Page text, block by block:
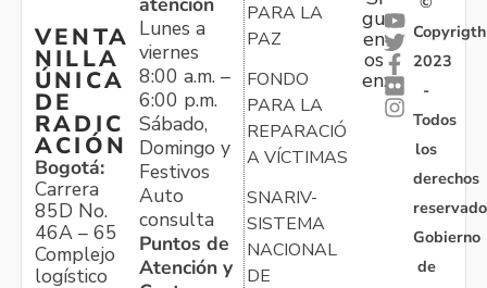
VENTA
NILLA
ÚNICA
DE
RADIC
ACIÓN
Bogotá:
Carrera
85D No.
46A – 65
Complejo
logístico
Lunes a
viernes
8:00 a.m. –
6:00 p.m.
Sábado,
Domingo y
Festivos
Auto
consulta
Puntos de
Atención y
PARA LA
PAZ
FONDO
PARA LA
REPARACIÓN
A VÍCTIMAS
SNARIV-
SISTEMA
NACIONAL
DE
gu
en
os
en:
Copyrigth
2023
-
Todos
los
derechos
Gobierno
de